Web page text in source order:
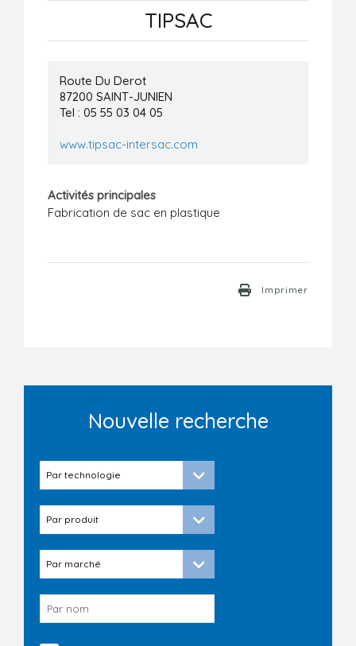
Formations
Stages/Emplois
TIPSAC
Route Du Derot
87200 SAINT-JUNIEN
Tel : 05 55 03 04 05
www.tipsac-intersac.com
Activités principales
Fabrication de sac en plastique
Imprimer
Nouvelle recherche